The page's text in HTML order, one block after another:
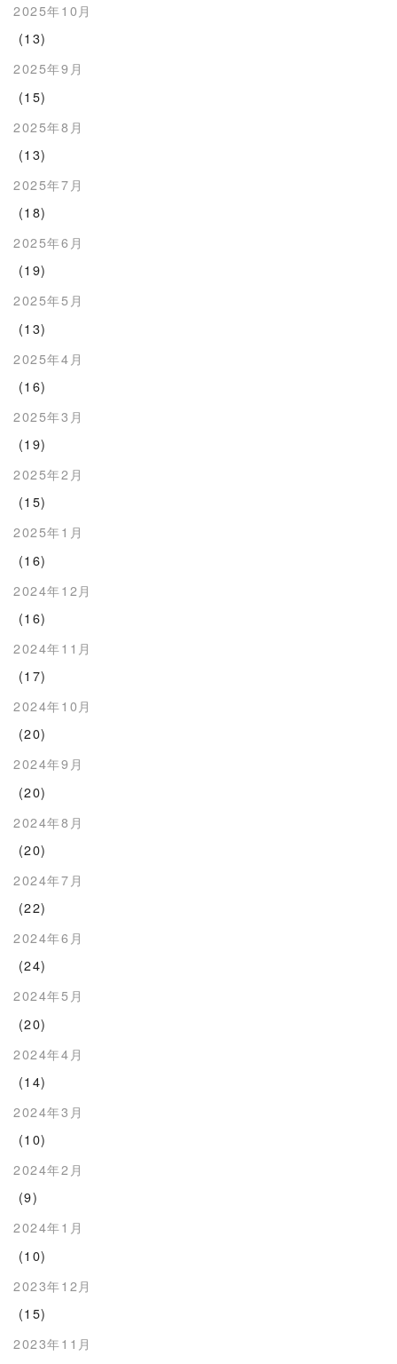
2025年10月
(13)
2025年9月
(15)
2025年8月
(13)
2025年7月
(18)
2025年6月
(19)
2025年5月
(13)
2025年4月
(16)
2025年3月
(19)
2025年2月
(15)
2025年1月
(16)
2024年12月
(16)
2024年11月
(17)
2024年10月
(20)
2024年9月
(20)
2024年8月
(20)
2024年7月
(22)
2024年6月
(24)
2024年5月
(20)
2024年4月
(14)
2024年3月
(10)
2024年2月
(9)
2024年1月
(10)
2023年12月
(15)
2023年11月